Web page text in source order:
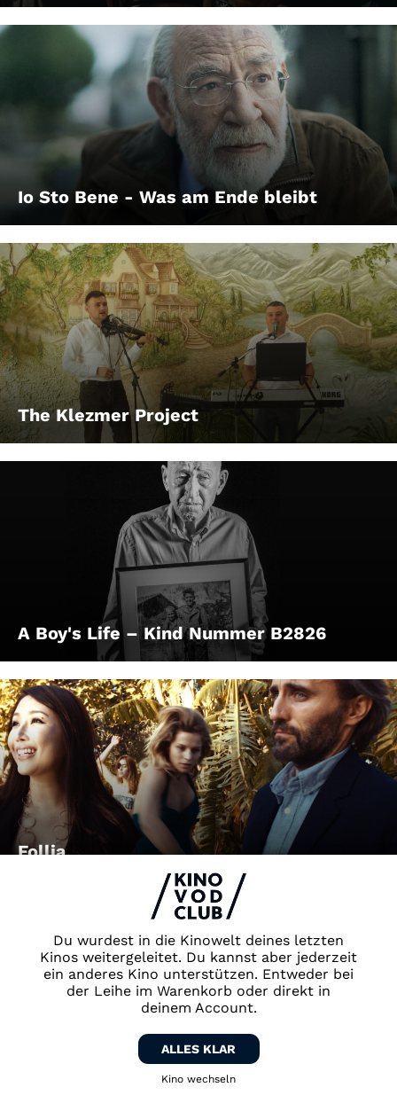
Du wurdest in die Kinowelt deines letzten
Kinos weitergeleitet. Du kannst aber jederzeit
ein anderes Kino unterstützen. Entweder bei
der Leihe im Warenkorb oder direkt in
deinem Account.
ALLES KLAR
Kino wechseln
Io Sto Bene - Was am Ende bleibt
The Klezmer Project
A Boy's Life – Kind Nummer B2826
Follia